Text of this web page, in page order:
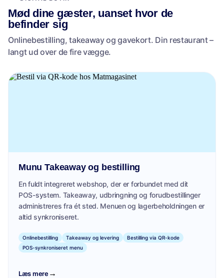
Mød dine gæster, uanset hvor de
befinder sig
Onlinebestilling, takeaway og gavekort. Din restaurant –
langt ud over de fire vægge.
Munu Takeaway og bestilling
En fuldt integreret webshop, der er forbundet med dit
POS-system. Takeaway, udbringning og forudbestillinger
administreres fra ét sted. Menuen og lagerbeholdningen er
altid synkroniseret.
Onlinebestilling Takeaway og levering
Bestilling via QR-kode
POS-synkroniseret menu
Læs mere→